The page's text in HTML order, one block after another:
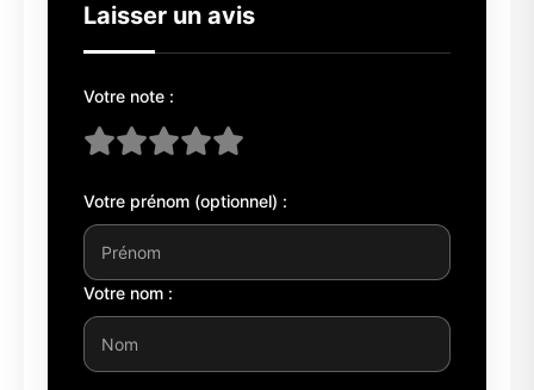
Laisser un avis
Votre note :
Votre prénom (optionnel) :
Votre nom :